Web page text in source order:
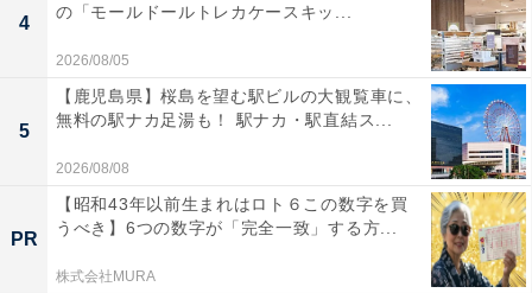
※プランにより時間が異なる可能性があります
あわせて読みたい
【秋保温泉の人気ホテル】「仙台 秋保温泉
華乃湯」は自家源泉の湯めぐりと美食を楽し
4
の「モールドールトレカケースキッ...
2026/08/05
5
【鹿児島県】桜島を望む駅ビルの大観覧車に、
無料の駅ナカ足湯も！ 駅ナカ・駅直結ス...
2026/08/08
PR
【昭和43年以前生まれはロト６この数字を買
うべき】6つの数字が「完全一致」する方...
株式会社MURA